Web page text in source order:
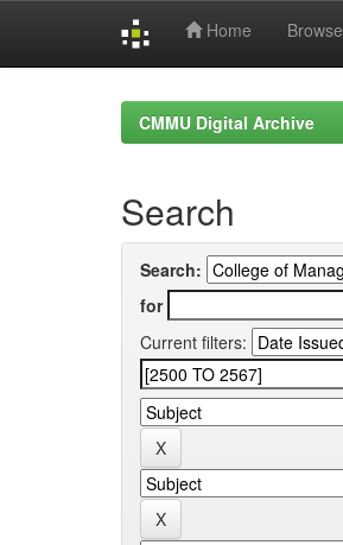
Home Browse
CMMU Digital Archive
Search
Search:
for
Current filters: